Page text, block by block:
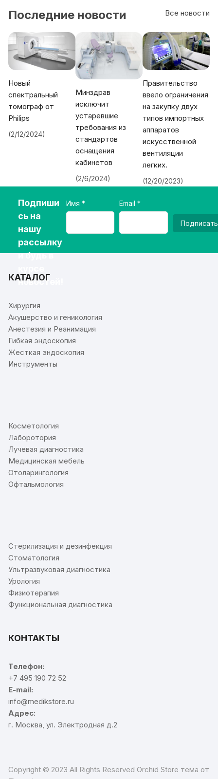
Все новости
Последние новости
Новый
спектральный
томограф от
Philips
(2/12/2024)
Минздрав
исключит
устаревшие
требования из
стандартов
оснащения
кабинетов
(2/6/2024)
Правительство
ввело ограничения
на закупку двух
типов импортных
аппаратов
искусственной
вентиляции
легких.
(12/20/2023)
Подпиши
сь на
нашу
рассылку
и будь в
новостей!
Имя Email
КАТАЛОГ
Хирургия
Акушерство и геникология
Анестезия и Реанимация
Гибкая эндоскопия
Жесткая эндоскопия
Инструменты
Косметология
Лаборотория
Лучевая диагностика
Медицинская мебель
Отоларингология
Офтальмология
Стерилизация и дезинфекция
Стоматология
Ультразвуковая диагностика
Урология
Физиотерапия
Функциональная диагностика
КОНТАКТЫ
Телефон:
+7 495 190 72 52
E-mail:
info@medikstore.ru
Адрес:
г. Москва, ул. Электродная д.2
Copyright © 2023 All Rights Reserved Orchid Store тема от